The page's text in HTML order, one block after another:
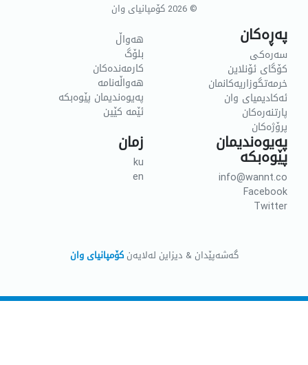
© 2026 کۆمپانیای وان
پەڕەکان
سەرەکی
کۆگای ئۆنلاین
خرمەتگوزاریەکانمان
ئەکادیمیای وان
پارتنەرەکان
پرۆژەکان
هەواڵ
بلۆگ
کارمەندەکان
هەواڵەنامە
پەیوەندیمان پێوەبکە
ئێمە کێین
پەیوەندیمان
پێوەبکە
info@wannt.co
Facebook
Twitter
زمان
ku
en
گەشەپێدان & دیزاین لەلایەنکۆمپانیای وان